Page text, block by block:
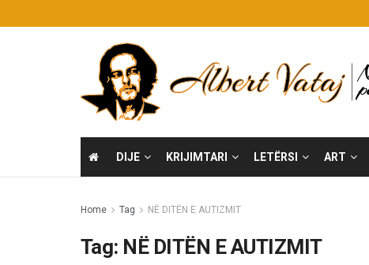
DIJE KRIJIMTARI LETËRSI ART
Home Tag NË DITËN E AUTIZMIT
Tag: NË DITËN E AUTIZMIT